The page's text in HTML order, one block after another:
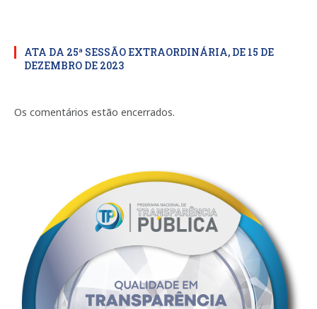
ATA DA 25ª SESSÃO EXTRAORDINÁRIA, DE 15 DE
DEZEMBRO DE 2023
Os comentários estão encerrados.